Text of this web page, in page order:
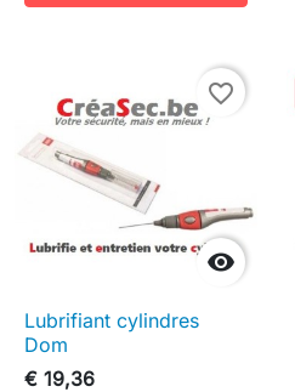

favorite_border
Lubrifiant cylindres
Dom
€ 19,36